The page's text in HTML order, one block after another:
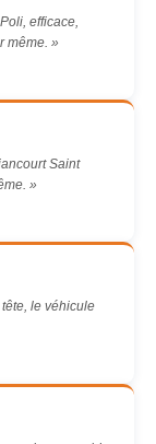
efficace,
même. »
Saint
»
le véhicule